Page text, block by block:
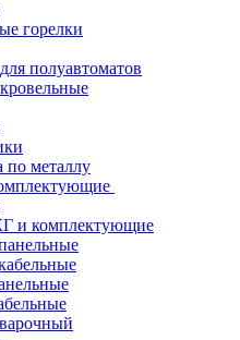
горелки
полуавтоматов
по металлу
и комплектующие